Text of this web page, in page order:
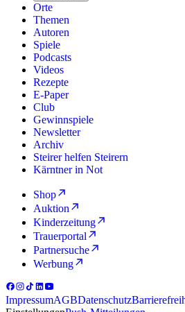
Orte
Themen
Autoren
Spiele
Podcasts
Videos
Rezepte
E-Paper
Club
Gewinnspiele
Newsletter
Archiv
Steirer helfen Steirern
Kärntner in Not
Shop
Auktion
Kinderzeitung
Trauerportal
Partnersuche
Werbung
ImpressumAGBDatenschutz